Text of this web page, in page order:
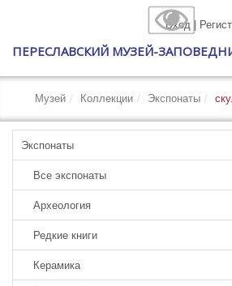
Вход |
ПЕРЕСЛАВСКИЙ МУЗЕЙ-
Музей
Коллекции Экспонаты
Экспонаты
Все экспонаты
Археология
Редкие книги
Керамика